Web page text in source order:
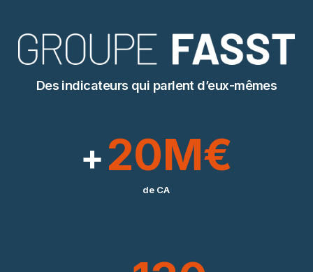
Des indicateurs qui parlent d’eux-mêmes
20M€
de CA